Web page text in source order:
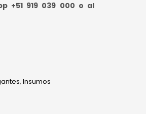
+51 919 039 000 o al
, Insumos